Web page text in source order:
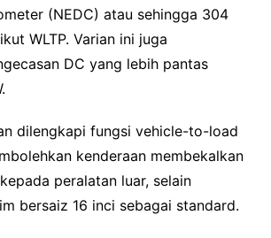
(NEDC) atau sehingga 304
WLTP. Varian ini juga
DC yang lebih pantas
dilengkapi fungsi vehicle-to-load
kenderaan membekalkan
peralatan luar, selain
bersaiz 16 inci sebagai standard.